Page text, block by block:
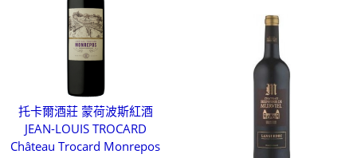
托卡爾酒莊 蒙荷波斯紅酒
JEAN-LOUIS TROCARD
Château Trocard Monrepos